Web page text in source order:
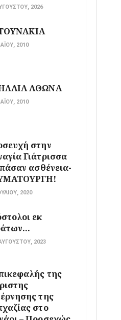
2026
2010
ΑΘΩΝΑ
2010
στην
Γιάτρισσα
ασθένεια-
2020
εκ
2023
της
της
στο